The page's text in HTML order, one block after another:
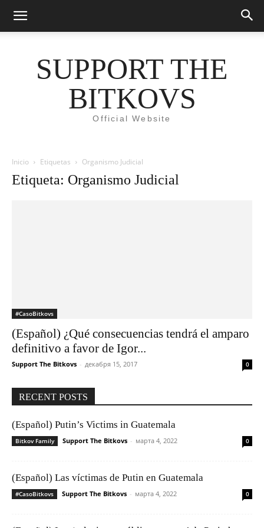
SUPPORT THE
BITKOVS
Official Website
Inicio Etiquetas Organismo Judicial
Etiqueta: Organismo Judicial
#CasoBitkovs
(Español) ¿Qué consecuencias tendrá el amparo
definitivo a favor de Igor...
Support The Bitkovs - декабря 15, 2017 0
RECENT POSTS
(Español) Putin’s Victims in Guatemala
Bitkov Family Support The Bitkovs - марта 4, 2022 0
(Español) Las víctimas de Putin en Guatemala
#CasoBitkovs Support The Bitkovs - марта 4, 2022 0